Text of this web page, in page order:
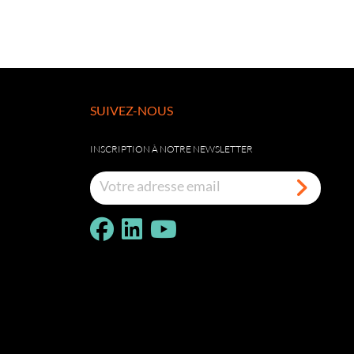
SUIVEZ-NOUS
INSCRIPTION À NOTRE NEWSLETTER